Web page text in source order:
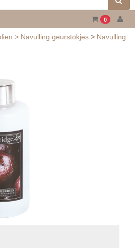
0
> Navulling geurstokjes > Navulling